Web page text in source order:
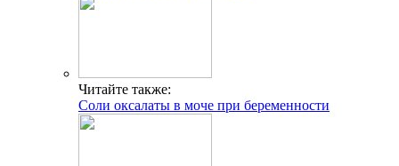
Читайте также:
Соли оксалаты в моче при беременности